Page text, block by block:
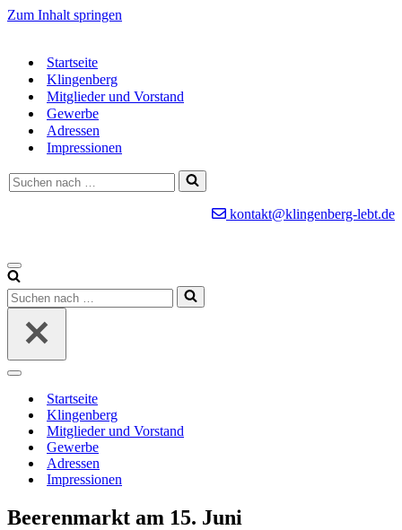
Zum Inhalt springen
Startseite
Klingenberg
Mitglieder und Vorstand
Gewerbe
Adressen
Impressionen
Suchen
nach …
kontakt@klingenberg-lebt.de
Navigationsmenü
Suchen
nach …
Navigationsmenü
Startseite
Klingenberg
Mitglieder und Vorstand
Gewerbe
Adressen
Impressionen
Beerenmarkt am 15. Juni